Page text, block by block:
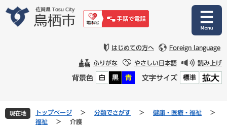
文
はじめての方へ Foreign language
ふりがな やさしい日本語 読み上げ
背景色 白 黒 青 文字サイズ 標準 拡大
現在地 トップページ > 分類でさがす > 健康・医療・福祉
>
福祉
> 介護